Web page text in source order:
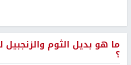
ما هو بديل الثوم والزنجبيل
؟